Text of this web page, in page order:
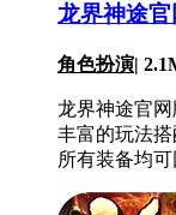
龙界神途
角色扮演|
龙界神途官
丰富的玩法
所有装备均